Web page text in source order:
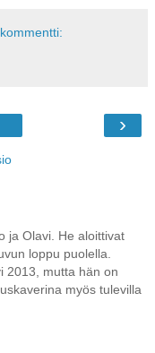
›
ja Olavi. He aloittivat
loppu puolella.
2013, mutta hän on
myös tulevilla